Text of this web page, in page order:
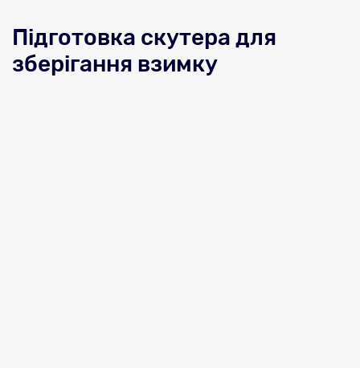
Підготовка скутера для
зберігання взимку